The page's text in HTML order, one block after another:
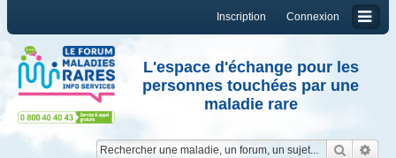
Connexion
Inscription
L'espace d'échange pour les
personnes touchées par une
maladie rare